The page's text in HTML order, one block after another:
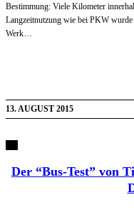
Bestimmung: Viele Kilometer
Langzeitnutzung wie bei PKW
Werk…
13. AUGUST 2015
Der “Bus-Test” von